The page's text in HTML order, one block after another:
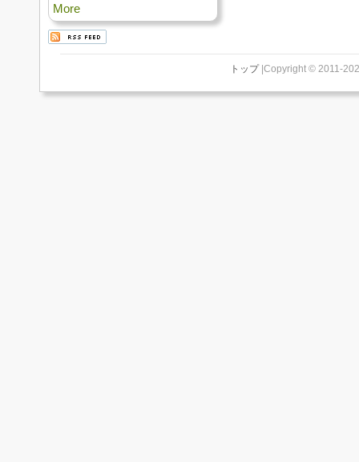
More
トップ|Copyright © 2011-